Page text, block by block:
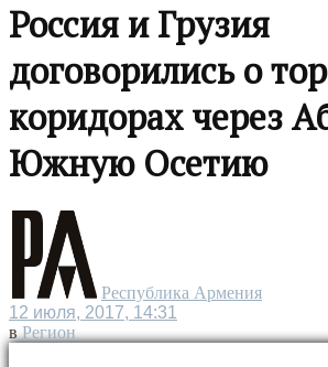
Россия и Грузия
договорились о
коридорах через
Южную Осетию
Республика Армения
12 июля, 2017, 14:31
в Регион